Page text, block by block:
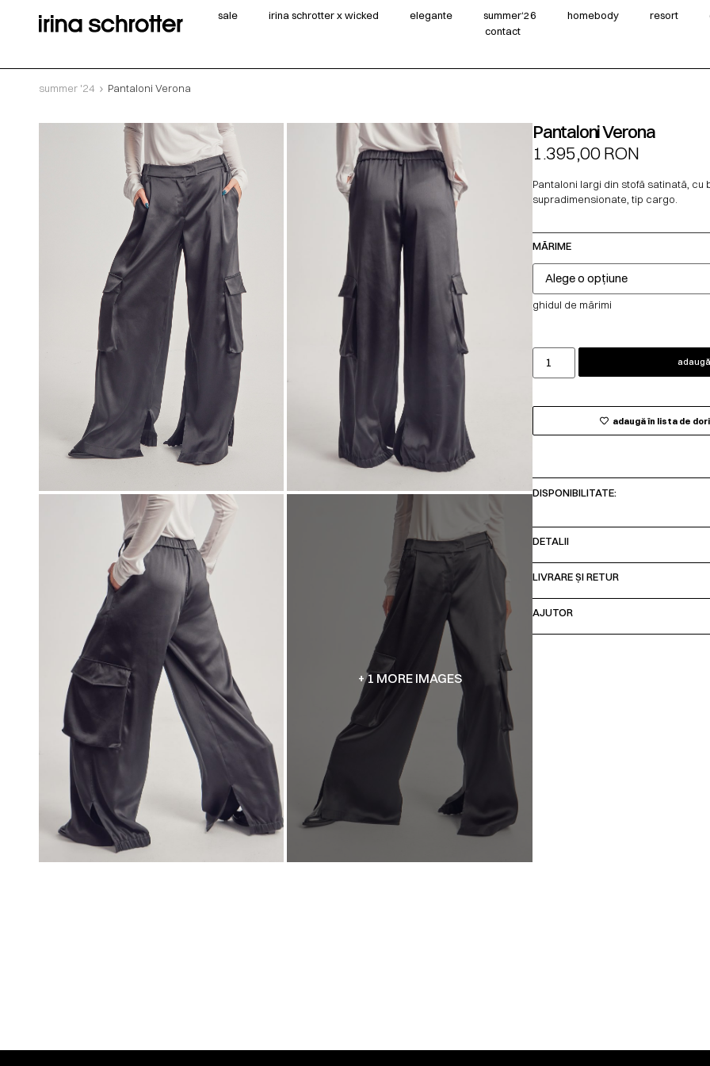
sale irina schrotter x wicked elegante summer‘26 homebody resort
contact
summer '24 Pantaloni Verona
+ 1 MORE IMAGES
Pantaloni Verona
1.395,00RON
Pantaloni largi din stofă satinată, cu
supradimensionate, tip cargo.
MĂRIME
ghidul de mărimi
adaugă în lista de
DISPONIBILITATE:
DETALII
LIVRARE ȘI RETUR
AJUTOR